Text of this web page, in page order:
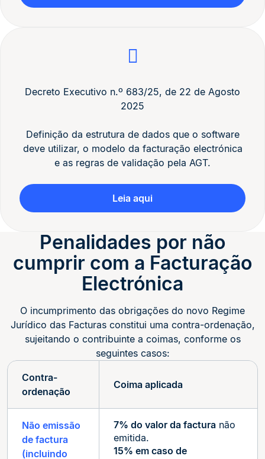
Decreto Executivo n.º 683/25, de 22 de Agosto
2025
Definição da estrutura de dados que o software
deve utilizar, o modelo da facturação electrónica
e as regras de validação pela AGT.
Leia aqui
Penalidades por não
cumprir com a Facturação
Electrónica
O incumprimento das obrigações do novo Regime
Jurídico das Facturas constitui uma contra-ordenação,
sujeitando o contribuinte a coimas, conforme os
seguintes casos:
Contra-
ordenação
Coima aplicada
Não emissão
de factura
(incluindo
7% do valor da factura não
emitida.
15% em caso de